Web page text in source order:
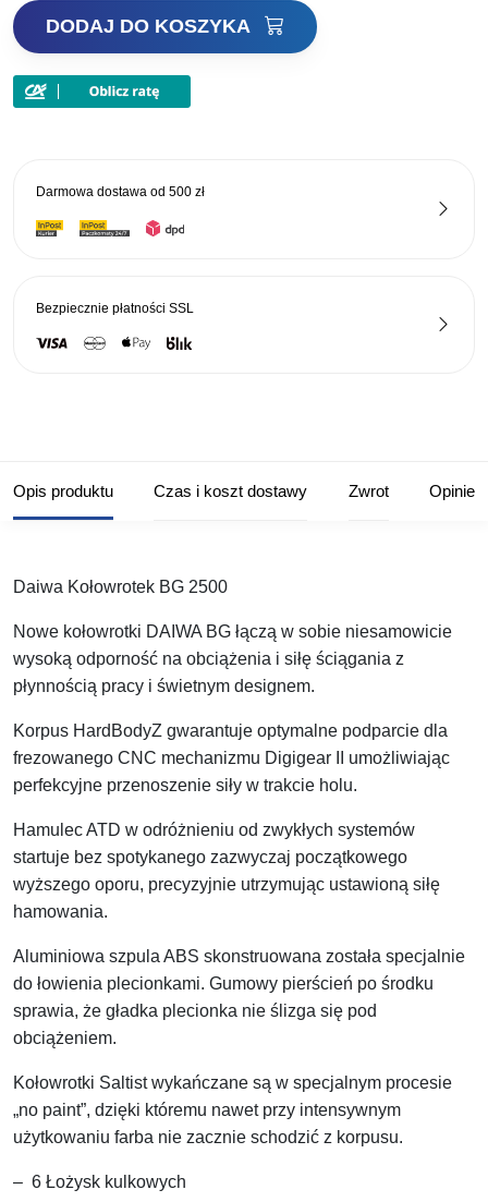
ilość
Daiwa
BG
DODAJ DO KOSZYKA
Darmowa dostawa od 500 zł
Bezpiecznie płatności SSL
Opis produktu Czas i koszt dostawy Zwrot Opinie
Daiwa Kołowrotek BG 2500
Nowe kołowrotki DAIWA BG łączą w sobie niesamowicie
wysoką odporność na obciążenia i siłę ściągania z
płynnością pracy i świetnym designem.
Korpus HardBodyZ gwarantuje optymalne podparcie dla
frezowanego CNC mechanizmu Digigear II umożliwiając
perfekcyjne przenoszenie siły w trakcie holu.
Hamulec ATD w odróżnieniu od zwykłych systemów
startuje bez spotykanego zazwyczaj początkowego
wyższego oporu, precyzyjnie utrzymując ustawioną siłę
hamowania.
Aluminiowa szpula ABS skonstruowana została specjalnie
do łowienia plecionkami. Gumowy pierścień po środku
sprawia, że gładka plecionka nie ślizga się pod
obciążeniem.
Kołowrotki Saltist wykańczane są w specjalnym procesie
„no paint”, dzięki któremu nawet przy intensywnym
użytkowaniu farba nie zacznie schodzić z korpusu.
– 6 Łożysk kulkowych